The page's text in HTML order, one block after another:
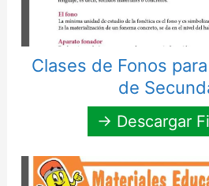
Clases de Fonos
de
→ Descargar